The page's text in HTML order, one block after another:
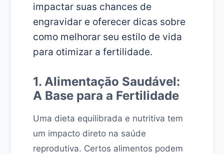
impactar suas chances de
engravidar e oferecer dicas sobre
como melhorar seu estilo de vida
para otimizar a fertilidade.
1. Alimentação Saudável:
A Base para a Fertilidade
Uma dieta equilibrada e nutritiva tem
um impacto direto na saúde
reprodutiva. Certos alimentos podem